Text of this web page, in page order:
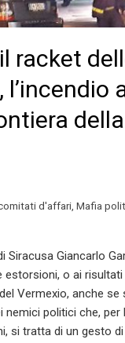
racket
d'affari Mafia
Giancarlo
o ai
Vermexio, anche
nemici politici che,
si tratta di un gesto